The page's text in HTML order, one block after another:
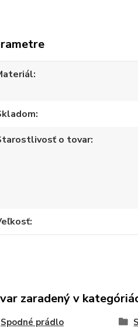
o tovar
zaradený v
Spodné prádlo